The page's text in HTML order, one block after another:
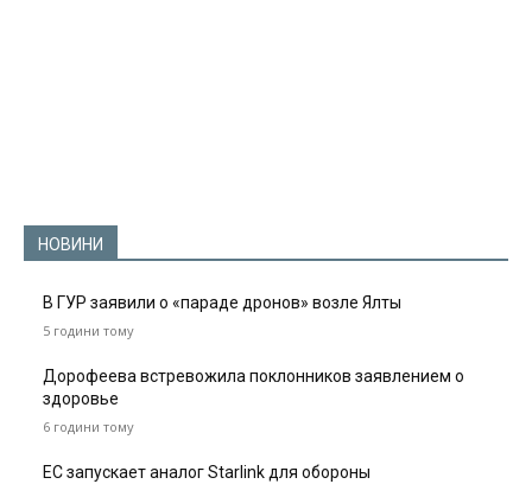
НОВИНИ
В ГУР заявили о «параде дронов» возле Ялты
5 години тому
Дорофеева встревожила поклонников заявлением о
здоровье
6 години тому
ЕС запускает аналог Starlink для обороны